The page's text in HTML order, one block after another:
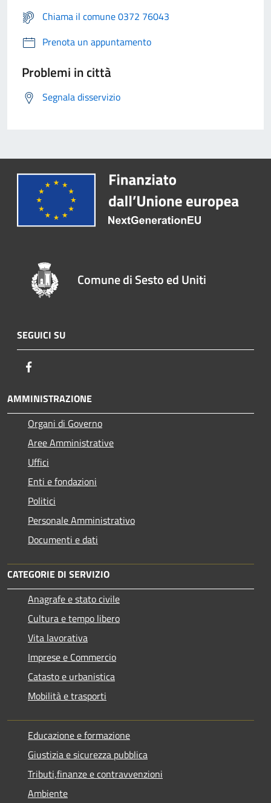
Chiama il comune 0372 76043
Prenota un appuntamento
Problemi in città
Segnala disservizio
Comune di Sesto ed Uniti
SEGUICI SU
AMMINISTRAZIONE
Organi di Governo
Aree Amministrative
Uffici
Enti e fondazioni
Politici
Personale Amministrativo
Documenti e dati
CATEGORIE DI SERVIZIO
Anagrafe e stato civile
Cultura e tempo libero
Vita lavorativa
Imprese e Commercio
Catasto e urbanistica
Mobilità e trasporti
Educazione e formazione
Giustizia e sicurezza pubblica
Tributi,finanze e contravvenzioni
Ambiente